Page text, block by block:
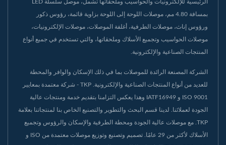
الرئيسية للإلكترونيات والحواسيب وملحقاتها تشمل، موصل سلسلة LED
بمسافة 4.80 مم، موصلات اللوحة إلى اللوحة بزاوية قائمة، رؤوس ذكور
ورؤوس إناث، موصلات الطرفية، أغلفة الموصلات، موصلات الإلكترونيات،
موصلات الحواسيب وتجميع الأسلاك وملحقاتها، والتي تستخدم في جميع أنواع
المنتجات الصناعية والإلكترونية.
الشركة المصنعة الرائدة للموصلات بما في ذلك الإسكان والوافر والمحطة
للعديد من أنواع المنتجات الصناعية والإلكترونية. TKP - شركة معتمدة بمعايير
ISO 9001 و IATF16949 وهذا يعكس التزامنا بتقديم خدمة ومنتجات عالية
الجودة لعملائنا. لدينا قسم البحث والتطوير والتصنيع الخاص بنا لمنتجاتنا بعلامة
TKP. مع موصلات عالية الجودة ومحطة الطرفية والإسكان والرؤوس وتجميع
الأسلاك لأكثر من 29 عامًا. تصميم وتصنيع وتوزيع موصلات معتمدة من ISO و